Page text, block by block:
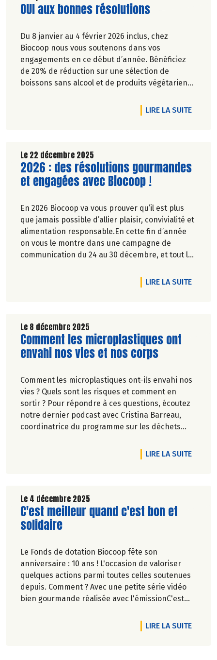
Lire la suite de l'article
OUI aux bonnes résolutions
Du 8 janvier au 4 février 2026 inclus, chez
Biocoop nous vous soutenons dans vos
engagements en ce début d’année. Bénéficiez
de 20% de réduction sur une sélection de
boissons sans alcool et de produits végétariens
accompagner vers le mieux manger, pour votre
LIRE LA SUITEDE
Le 22 décembre 2025
Lire la suite de l'article
2026 : des résolutions gourmandes
et engagées avec Biocoop !
En 2026 Biocoop va vous prouver qu’il est plus
que jamais possible d’allier plaisir, convivialité et
alimentation responsable.En cette fin d’année
on vous le montre dans une campagne de
communication du 24 au 30 décembre, et tout le
LIRE LA SUITEDE
Le 8 décembre 2025
Lire la suite de l'article
Comment les microplastiques ont
envahi nos vies et nos corps
Comment les microplastiques ont-ils envahi nos
vies ? Quels sont les risques et comment en
sortir ? Pour répondre à ces questions, écoutez
notre dernier podcast avec Cristina Barreau,
coordinatrice du programme sur les déchets
Ronan Lafrogne, directeur qualité & RSE
(responsabilité sociétale des entreprises) de
LIRE LA SUITEDE
Le 4 décembre 2025
Lire la suite de l'article
C'est meilleur quand c'est bon et
solidaire
Le Fonds de dotation Biocoop fête son
anniversaire : 10 ans ! L'occasion de valoriser
quelques actions parmi toutes celles soutenues
depuis. Comment ? Avec une petite série vidéo
bien gourmande réalisée avec l'émissionC'est
LIRE LA SUITEDE